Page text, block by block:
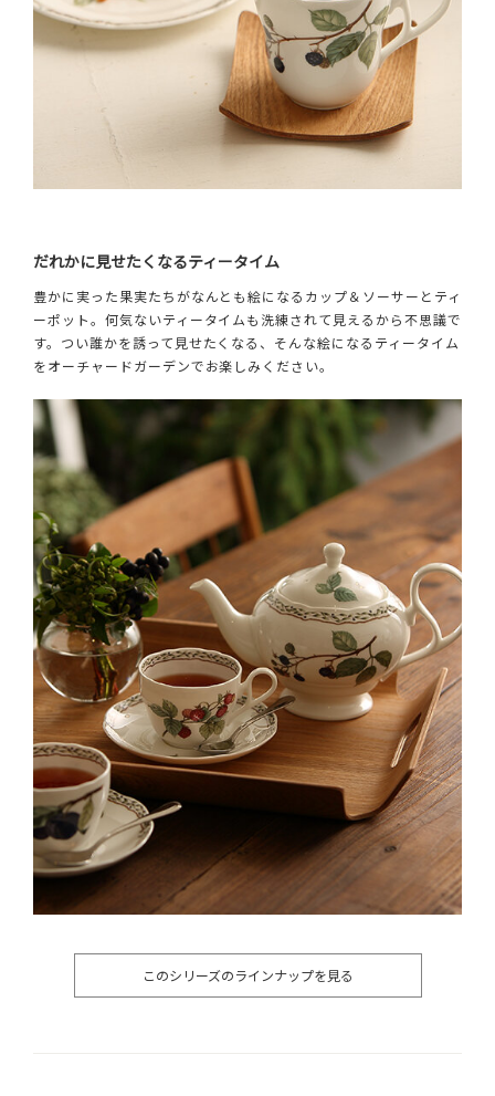
だれかに見せたくなるティータイム
豊かに実った果実たちがなんとも絵になるカップ＆ソーサーとティ
ーポット。何気ないティータイムも洗練されて見えるから不思議で
す。つい誰かを誘って見せたくなる、そんな絵になるティータイム
をオーチャードガーデンでお楽しみください。
このシリーズのラインナップを見る